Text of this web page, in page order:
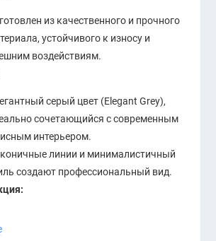
из качественного и прочного
устойчивого к износу и
воздействиям.
серый цвет (Elegant Grey),
сочетающийся с современным
интерьером.
линии и минималистичный
создают профессиональный вид.
папок, книг и аксессуаров.